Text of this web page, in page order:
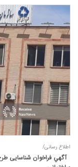
اطلاع رسانی/
آگهي فراخوان شناسایی